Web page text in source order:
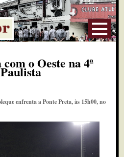
o Oeste na 4ª
enfrenta a Ponte Preta, às 15h00, no